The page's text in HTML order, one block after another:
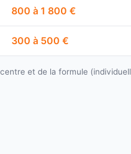
800 à 1 800 €
300 à 500 €
et de la formule